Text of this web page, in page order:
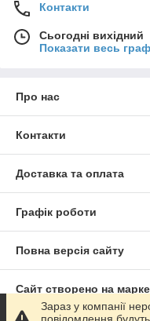
Контакти
Сьогодні вихідний
Показати весь
Про нас
Контакти
Доставка та оплата
Графік роботи
Повна версія сайту
Сайт створено на
Зараз у компанії